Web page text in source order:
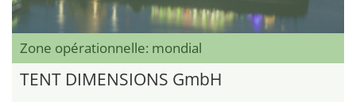
Zone opérationnelle: mondial
TENT DIMENSIONS GmbH